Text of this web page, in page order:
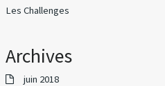
Les Challenges
Archives
juin 2018